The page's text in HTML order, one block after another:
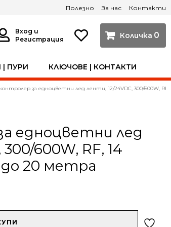
| ПУРИ КЛЮЧОВЕ | КОНТАКТИ
0
Вход и
Регистрация
Полезно За нас Контакти
за едноцветни лед ленти, 12/24VDC, 300/600W,
едноцветни лед
600W, RF, 14
20 метра